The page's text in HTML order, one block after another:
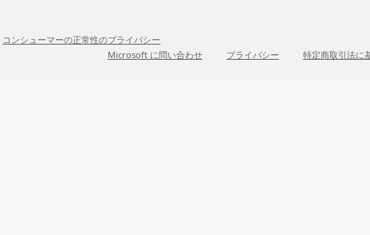
コンシューマーの正常性のプライバシー
Microsoft に問い合わせ
プライバシー 特定商取引法に